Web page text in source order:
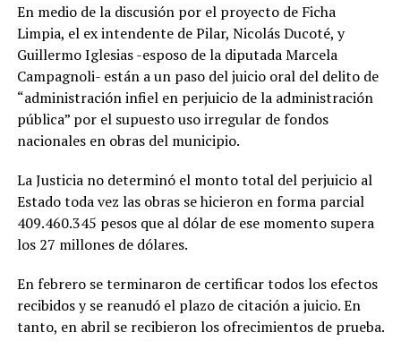
En medio de la discusión por el proyecto de Ficha
Limpia, el ex intendente de Pilar, Nicolás Ducoté, y
Guillermo Iglesias -esposo de la diputada Marcela
Campagnoli- están a un paso del juicio oral del delito de
“administración infiel en perjuicio de la administración
pública” por el supuesto uso irregular de fondos
nacionales en obras del municipio.
La Justicia no determinó el monto total del perjuicio al
Estado toda vez las obras se hicieron en forma parcial
409.460.345 pesos que al dólar de ese momento supera
los 27 millones de dólares.
En febrero se terminaron de certificar todos los efectos
recibidos y se reanudó el plazo de citación a juicio. En
tanto, en abril se recibieron los ofrecimientos de prueba.